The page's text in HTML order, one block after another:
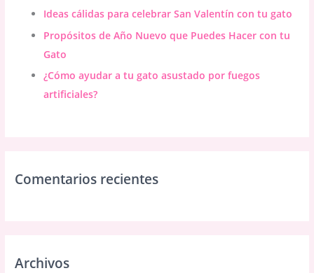
Ideas cálidas para celebrar San Valentín con tu gato
Propósitos de Año Nuevo que Puedes Hacer con tu
Gato
¿Cómo ayudar a tu gato asustado por fuegos
artificiales?
Comentarios recientes
Archivos